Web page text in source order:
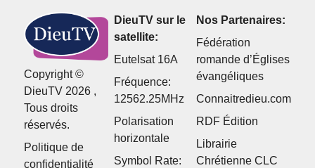
Copyright ©
DieuTV 2026 ,
Tous droits
réservés.
Politique de
confidentialité
DieuTV sur le
satellite:
Eutelsat 16A
Fréquence:
12562.25MHz
Polarisation
horizontale
Symbol Rate:
Nos Partenaires:
Fédération
romande d’Églises
évangéliques
Connaitredieu.com
RDF Édition
Librairie
Chrétienne CLC